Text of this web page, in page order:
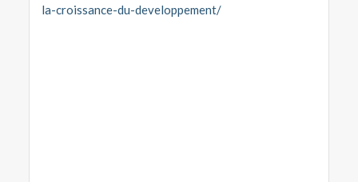
la-croissance-du-developpement/